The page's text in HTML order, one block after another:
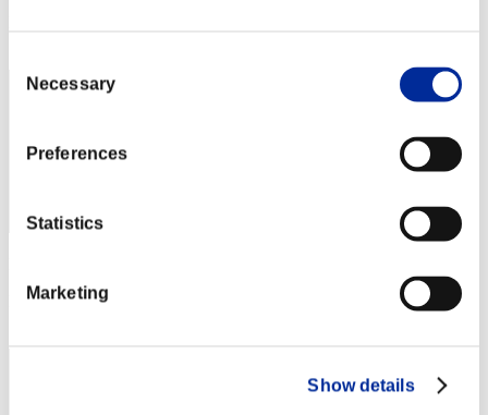
Selection
Necessary
Preferences
Statistics
Marketing
Show details
Posición